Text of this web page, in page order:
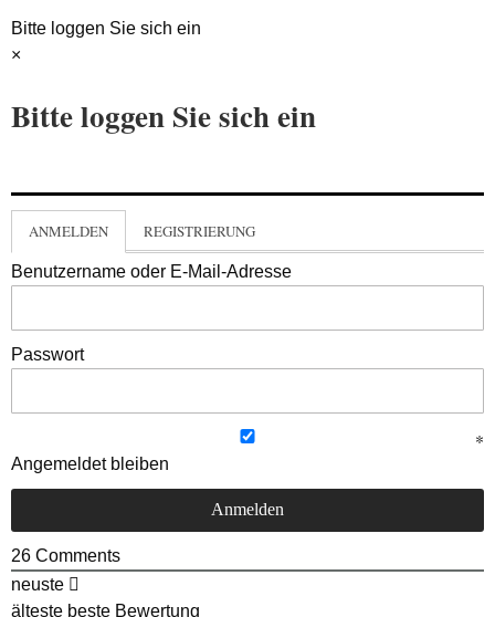
Bitte loggen Sie sich ein
×
Bitte loggen Sie sich ein
ANMELDEN REGISTRIERUNG
Benutzername oder E-Mail-Adresse
Passwort
Angemeldet bleiben
26 Comments
neuste
älteste beste Bewertung